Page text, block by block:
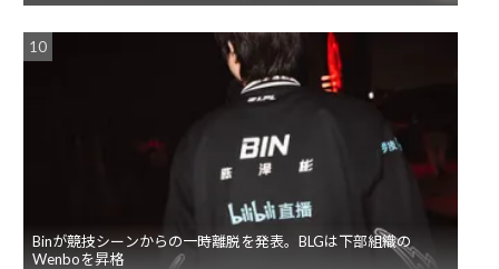
Binが競技シーンからの一時離脱を発表。BLGは下部組織の
Wenboを昇格